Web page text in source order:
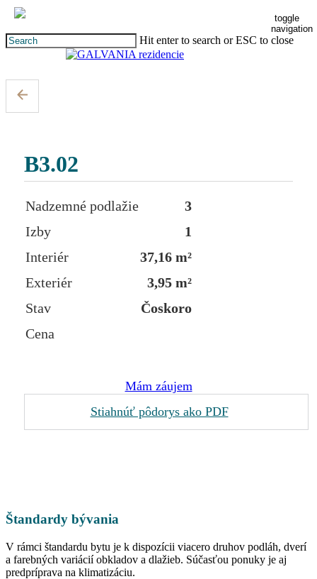
Skip
main
content
toggle
navigation
Hit enter to search or ESC to close
B3.02
Nadzemné podlažie
3
Izby
1
Interiér
37,16 m²
Exteriér
3,95 m²
Stav
Čoskoro
Cena
Mám záujem
Stiahnúť pôdorys ako PDF
Štandardy bývania
V rámci štandardu bytu je k dispozícii viacero druhov podláh, dverí
a farebných variácií obkladov a dlažieb. Súčasťou ponuky je aj
predpríprava na klimatizáciu.